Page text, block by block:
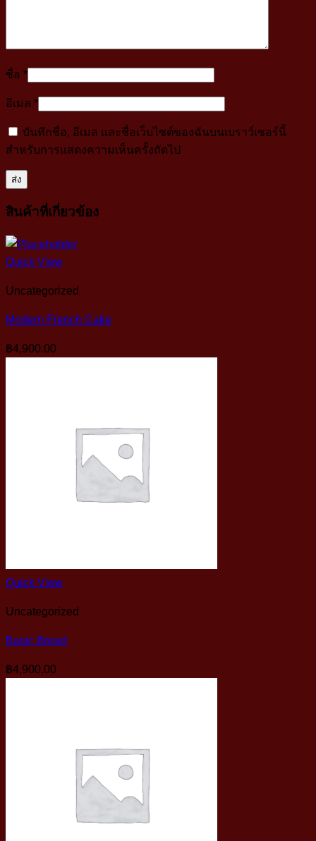
ชื่อ *
อีเมล *
บันทึกชื่อ, อีเมล และชื่อเว็บไซต์ของฉันบนเบราว์เซอร์นี้
สำหรับการแสดงความเห็นครั้งถัดไป
สินค้าที่เกี่ยวข้อง
Quick View
Uncategorized
Modern French Cake
฿4,900.00
Quick View
Uncategorized
Basic Bread
฿4,900.00